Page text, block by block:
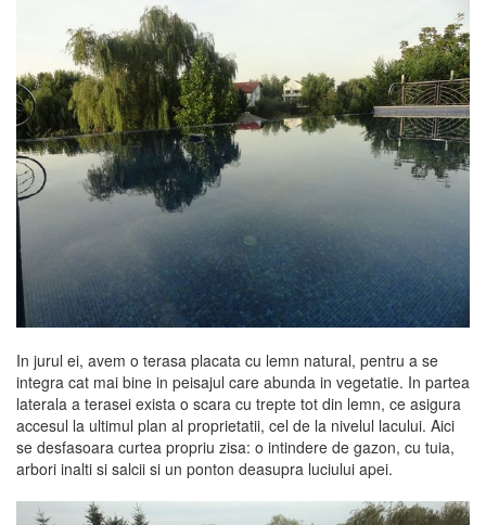
In jurul ei, avem o terasa placata cu lemn natural, pentru a se
integra cat mai bine in peisajul care abunda in vegetatie. In partea
laterala a terasei exista o scara cu trepte tot din lemn, ce asigura
accesul la ultimul plan al proprietatii, cel de la nivelul lacului. Aici
se desfasoara curtea propriu zisa: o intindere de gazon, cu tuia,
arbori inalti si salcii si un ponton deasupra luciului apei.